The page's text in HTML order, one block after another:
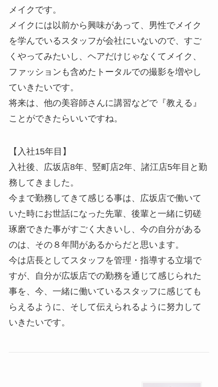
メイクです。
メイクには以前から興味があって、男性でメイク
を学んでいるスタッフが会社にいないので、すご
くやってみたいし、ヘアだけじゃなくてメイク、
ファッションも含めたトータルでの撮影を増やし
ていきたいです。
将来は、他の美容師さんに講習などで『教える』
ことができたらいいですね。
【入社15年目】
入社後、広坂店8年、竪町店2年、諸江店5年目と勤
務してきました。
今まで勤務してきて感じる事は、広坂店で働いて
いた時にお世話になった先輩、後輩と一緒に切磋
琢磨できた事がすごく大きいし、今の自分がある
のは、その８年間があるからだと思います。
今は店長としてスタッフを管理・指導する立場で
すが、自分が広坂店での勤務を通じて感じられた
事を、今、一緒に働いているスタッフに感じても
らえるように、そして伝えられるように努力して
いきたいです。